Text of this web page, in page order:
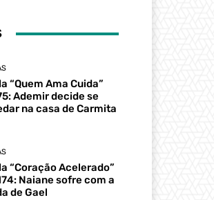
“Quem Ama Cuida”
Ademir decide se
na casa de Carmita
“Coração Acelerado”
Naiane sofre com a
de Gael